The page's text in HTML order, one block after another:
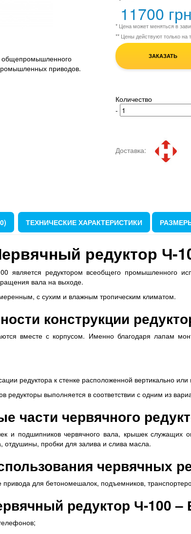
общепромышленного
приводов.
11700 грн
* Цена может меняться в
** Цены действуют только на
ЗАКАЗАТЬ
Количество
-
Доставка:
ТЕХНИЧЕСКИЕ ХАРАКТЕРИСТИКИ
редуктор Ч-
является редуктором всеобщего промышленного
вала на выходе.
с сухим и влажным тропическим климатом.
конструкции
вместе с корпусом. Именно благодаря лапам
редуктора к стенке расположенной вертикально или
выполняется в соответствии с одним из
части червячного
и подшипников червячного вала, крышек служащих
отдушины, пробки для залива и слива масла.
червячных
привода для бетономешалок, подъемников,
редуктор Ч-100